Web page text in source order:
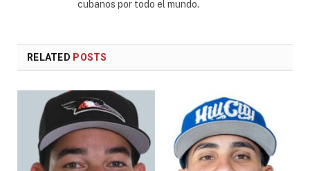
cubanos por todo el mundo.
RELATED POSTS